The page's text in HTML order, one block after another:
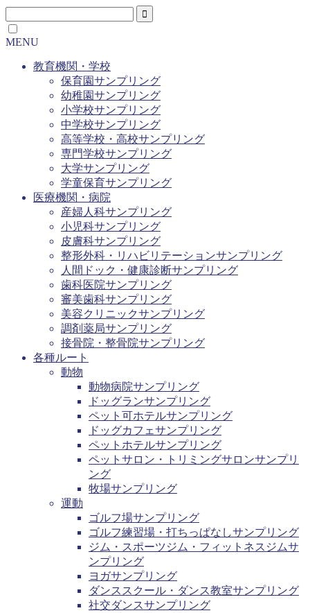
MENU
教育機関・学校
保育園サンプリング
幼稚園サンプリング
小学校サンプリング
中学校サンプリング
高等学校・高校サンプリング
専門学校サンプリング
大学サンプリング
学童保育サンプリング
医療機関・病院
産婦人科サンプリング
小児科サンプリング
皮膚科サンプリング
整形外科・リハビリテーションサンプリング
人間ドック・健康診断サンプリング
歯科医院サンプリング
審美歯科サンプリング
美容クリニックサンプリング
調剤薬局サンプリング
接骨院・整骨院サンプリング
各種ルート
動物
動物病院サンプリング
ドッグランサンプリング
ペット可ホテルサンプリング
ドッグカフェサンプリング
ペットホテルサンプリング
ペットサロン・トリミングサロンサンプリ
ング
牧場サンプリング
運動
ゴルフ場サンプリング
ゴルフ練習場・打ちっぱなしサンプリング
ジム・スポーツジム・フィットネスジムサ
ンプリング
ヨガサンプリング
ダンススクール・ダンス教室サンプリング
社交ダンスサンプリング